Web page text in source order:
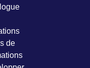
de